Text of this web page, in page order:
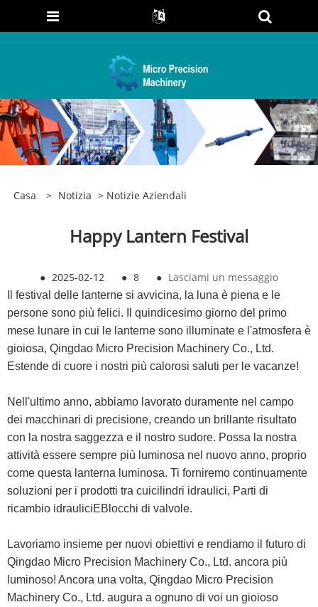
Casa > Notizia > Notizie Aziendali
Happy Lantern Festival
● 2025-02-12 ● 8 ● Lasciami un messaggio
Il festival delle lanterne si avvicina, la luna è piena e le
persone sono più felici. Il quindicesimo giorno del primo
mese lunare in cui le lanterne sono illuminate e l'atmosfera è
gioiosa, Qingdao Micro Precision Machinery Co., Ltd.
Estende di cuore i nostri più calorosi saluti per le vacanze!
Nell'ultimo anno, abbiamo lavorato duramente nel campo
dei macchinari di precisione, creando un brillante risultato
con la nostra saggezza e il nostro sudore. Possa la nostra
attività essere sempre più luminosa nel nuovo anno, proprio
come questa lanterna luminosa. Ti forniremo continuamente
soluzioni per i prodotti tra cuicilindri idraulici, Parti di
ricambio idrauliciEBlocchi di valvole.
Lavoriamo insieme per nuovi obiettivi e rendiamo il futuro di
Qingdao Micro Precision Machinery Co., Ltd. ancora più
luminoso! Ancora una volta, Qingdao Micro Precision
Machinery Co., Ltd. augura a ognuno di voi un gioioso